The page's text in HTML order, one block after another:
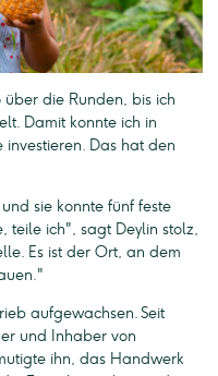
die Runden, bis ich
Damit konnte ich in
investieren. Das hat den
sie konnte fünf feste
teile ich", sagt Deylin stolz,
Es ist der Ort, an dem
aufgewachsen. Seit
und Inhaber von
ihn, das Handwerk